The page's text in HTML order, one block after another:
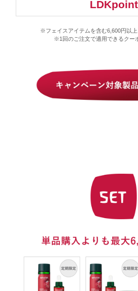
※フェイスアイテムを含む6,600円以
※1回のご注文で適用できるクー